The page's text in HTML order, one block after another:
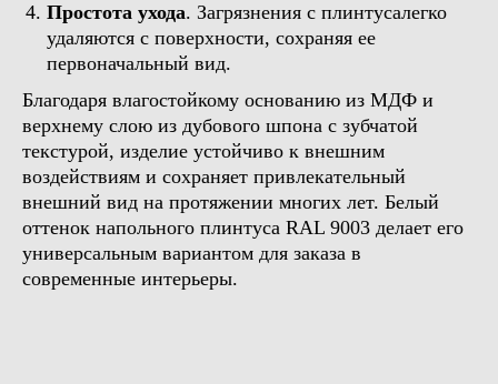
Простота ухода. Загрязнения с плинтусалегко
удаляются с поверхности, сохраняя ее
первоначальный вид.
Благодаря влагостойкому основанию из МДФ и
верхнему слою из дубового шпона с зубчатой
текстурой, изделие устойчиво к внешним
воздействиям и сохраняет привлекательный
внешний вид на протяжении многих лет. Белый
оттенок напольного плинтуса RAL 9003 делает его
универсальным вариантом для заказа в
современные интерьеры.